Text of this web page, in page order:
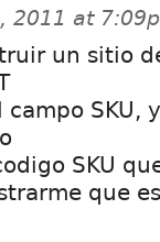
2011 at
un sitio
SKU,
SKU
que